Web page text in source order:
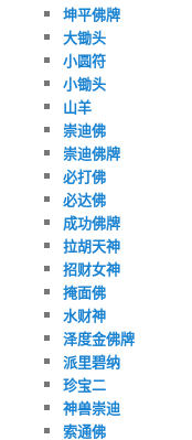
坤平佛牌
大锄头
小圆符
小锄头
山羊
崇迪佛
崇迪佛牌
必打佛
必达佛
成功佛牌
拉胡天神
招财女神
掩面佛
水财神
泽度金佛牌
派里碧纳
珍宝二
神兽崇迪
索通佛